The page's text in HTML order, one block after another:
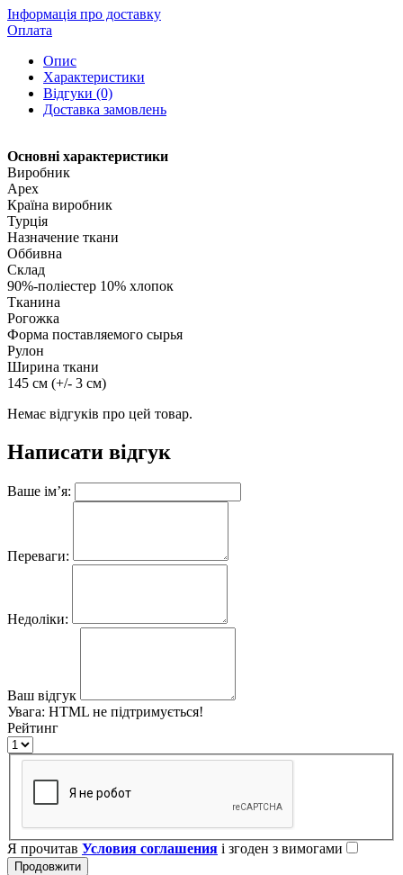
Інформація про доставку
Оплата
Опис
Характеристики
Відгуки (0)
Доставка замовлень
Основні характеристики
Виробник
Apex
Країна виробник
Турція
Назначение ткани
Оббивна
Склад
90%-поліестер 10% хлопок
Тканина
Рогожка
Форма поставляемого сырья
Рулон
Ширина ткани
145 см (+/- 3 см)
Немає відгуків про цей товар.
Написати відгук
Ваше ім’я:
Переваги:
Недоліки:
Ваш відгук
Увага: HTML не підтримується!
Рейтинг
Я прочитав Условия соглашения і згоден з вимогами
Продовжити